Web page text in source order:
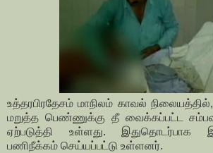
உத்தரபிரதேசம் மாநிலம் காவல்
மறுத்த பெண்ணுக்கு தீ வைக்கப்பட்ட
ஏற்படுத்தி உள்ளது. இதுதொடர்பாக
பணிநீக்கம் செய்யப்பட்டு உள்ளனர்.